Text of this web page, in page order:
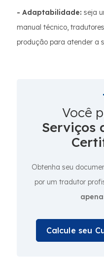
- Adaptabilidade: seja
manual técnico,
produção para atender a
Você
Serviços
Obtenha seu
por um tradutor
Calcule seu